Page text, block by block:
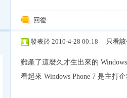
回復
發表於 2010-4-28 00:18 | 只看
難產了這麼久才生出來的
看起來 Windows Phone 7 是主打